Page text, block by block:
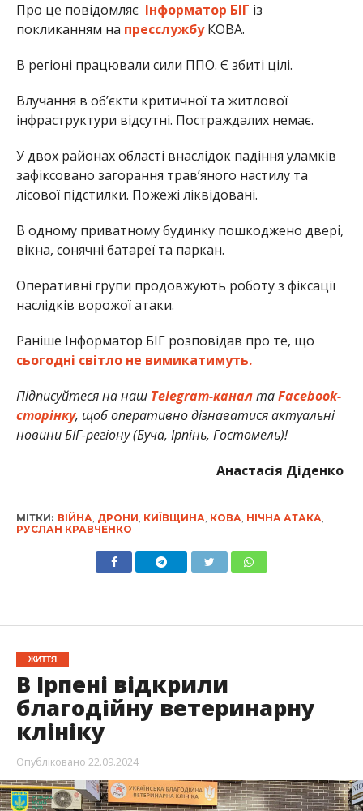
Про це повідомляє Інформатор БІГ із
покликанням на пресслужбуКОВА.
В регіоні працювали сили ППО. Є збиті цілі.
Влучання в об’єкти критичної та житлової
інфраструктури відсутні. Постраждалих немає.
У двох районах області внаслідок падіння уламків
зафіксовано загорання трав’яного настилу та
лісової підстилки. Пожежі ліквідовані.
В одному приватному будинку пошкоджено двері,
вікна, сонячні батареї та паркан.
Оперативні групи продовжують роботу з фіксації
наслідків ворожої атаки.
Раніше Інформатор БІГ розповідав про те, що
сьогодні світло не вимикатимуть.
Підписуйтеся на наш Telegram-канал таFacebook-
сторінку, щоб оперативно дізнаватися актуальні
новини БІГ-регіону (Буча, Ірпінь, Гостомель)!
Анастасія Діденко
МІТКИ: ВІЙНА, ДРОНИ, КИЇВЩИНА, КОВА, НІЧНА АТАКА,
РУСЛАН КРАВЧЕНКО
ЖИТТЯ
В Ірпені відкрили
благодійну ветеринарну
клініку
Опубліковано 22.09.2024